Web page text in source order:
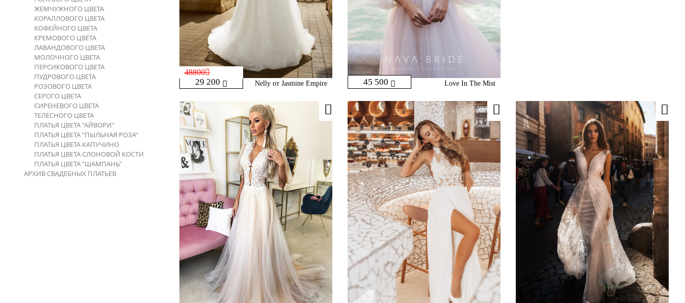
ЖЕМЧУЖНОГО ЦВЕТА
КОРАЛЛОВОГО ЦВЕТА
КОФЕЙНОГО ЦВЕТА
КРЕМОВОГО ЦВЕТА
ЛАВАНДОВОГО ЦВЕТА
МОЛОЧНОГО ЦВЕТА
ПЕРСИКОВОГО ЦВЕТА
ПУДРОВОГО ЦВЕТА
РОЗОВОГО ЦВЕТА
СЕРОГО ЦВЕТА
СИРЕНЕВОГО ЦВЕТА
ТЕЛЕСНОГО ЦВЕТА
ПЛАТЬЯ ЦВЕТА "АЙВОРИ"
ПЛАТЬЯ ЦВЕТА "ПЫЛЬНАЯ РОЗА"
ПЛАТЬЯ ЦВЕТА КАПУЧИНО
ПЛАТЬЯ ЦВЕТА СЛОНОВОЙ КОСТИ
ПЛАТЬЯ ЦВЕТА "ШАМПАНЬ"
АРХИВ СВАДЕБНЫХ ПЛАТЬЕВ
29 200
48800
Nelly от Jasmine Empire 45 500 Love In The Mist